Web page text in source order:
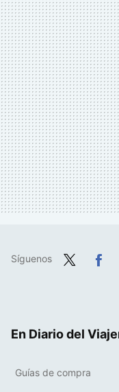
Síguenos
En Diario del
Guías de compra